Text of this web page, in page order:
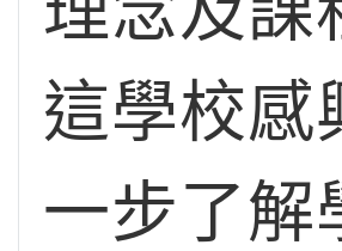
這學校感
一步了解